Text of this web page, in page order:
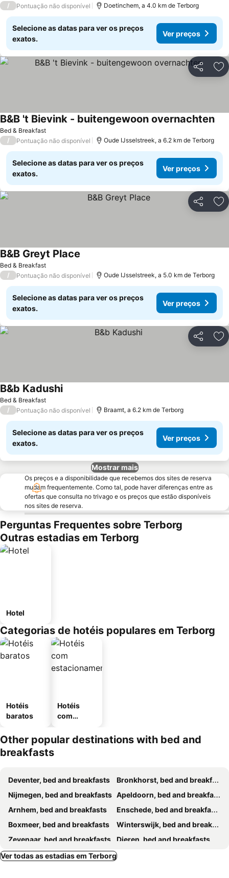
/ Pontuação não disponível Doetinchem, a 4.0 km de Terborg
Selecione as datas para ver os preços
exatos.
Ver preços
Partilhar
Bed & Breakfast
B&B 't Bievink - buitengewoon overnachten
/ Pontuação não disponível Oude IJsselstreek, a 6.2 km de Terborg
Selecione as datas para ver os preços
exatos.
Ver preços
Partilhar
Bed & Breakfast
B&B Greyt Place
/ Pontuação não disponível Oude IJsselstreek, a 5.0 km de Terborg
Selecione as datas para ver os preços
exatos.
Ver preços
Partilhar
Bed & Breakfast
B&b KadushiVer preços
/ Pontuação não disponível Braamt, a 6.2 km de Terborg
Selecione as datas para ver os preços
exatos.
Ver preços
Mostrar mais
Os preços e a disponibilidade que recebemos dos sites de reserva
mudam frequentemente. Como tal, pode haver diferenças entre as
ofertas que consulta no trivago e os preços que estão disponíveis
nos sites de reserva.
Perguntas Frequentes sobre Terborg
Outras estadias em Terborg
Hotel
Categorias de hotéis populares em Terborg
Hotéis
baratos
Hotéis
com
mento
Other popular destinations with bed and
breakfasts
Deventer, bed and breakfasts
Bronkhorst, bed and breakfasts
Nijmegen, bed and breakfasts Apeldoorn, bed and breakfasts
Arnhem, bed and breakfasts
Enschede, bed and breakfasts
Boxmeer, bed and breakfasts
Winterswijk, bed and breakfasts
Zevenaar, bed and breakfasts
Dieren, bed and breakfasts
Cuijk, bed and breakfasts
Aalten, bed and breakfasts
Ver todas as estadias em Terborg